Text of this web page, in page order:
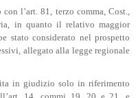
l’art. 81, terzo comma, Cost.,
in quanto il relativo maggior
stato considerato nel prospetto
allegato alla legge regionale
in giudizio solo in riferimento